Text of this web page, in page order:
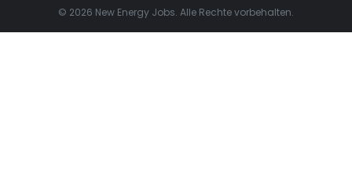
© 2026 New Energy Jobs. Alle Rechte vorbehalten.